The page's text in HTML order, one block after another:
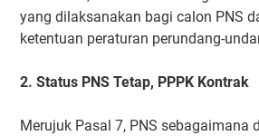
yang dilaksanakan bagi calon PNS
ketentuan peraturan perundang-
2. Status PNS Tetap, PPPK Kontrak
Merujuk Pasal 7, PNS sebagaimana